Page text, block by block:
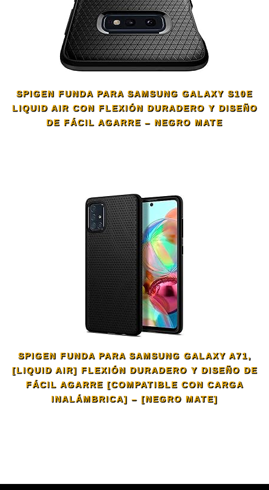
SPIGEN FUNDA PARA SAMSUNG GALAXY S10E
LIQUID AIR CON FLEXIÓN DURADERO Y DISEÑO
DE FÁCIL AGARRE – NEGRO MATE
SPIGEN FUNDA PARA SAMSUNG GALAXY A71,
[LIQUID AIR] FLEXIÓN DURADERO Y DISEÑO DE
FÁCIL AGARRE [COMPATIBLE CON CARGA
INALÁMBRICA] – [NEGRO MATE]